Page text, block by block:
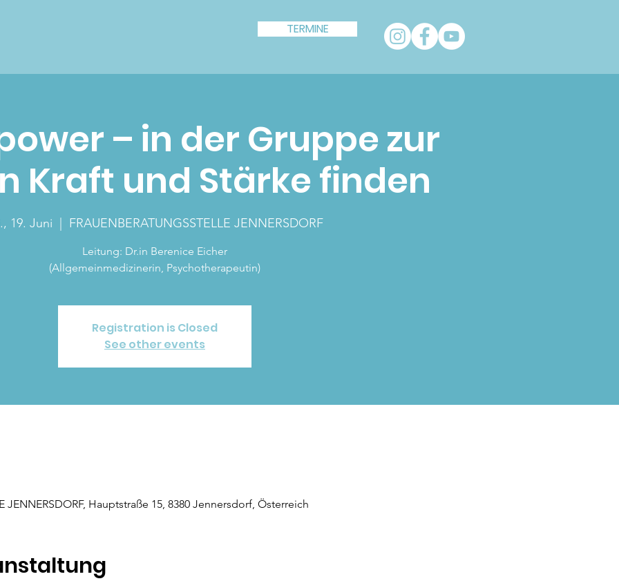
TERMINE
– in der Gruppe zur
Kraft und Stärke finden
19. Juni FRAUENBERATUNGSSTELLE JENNERSDORF
Leitung: Dr.in Berenice Eicher
(Allgemeinmedizinerin, Psychotherapeutin)
Registration is Closed
See other events
JENNERSDORF, Hauptstraße 15, 8380 Jennersdorf, Österreich